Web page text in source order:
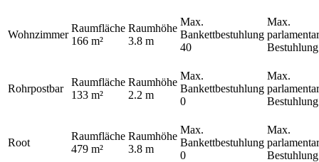
Wohnzimmer
Raumfläche
166 m²
Raumhöhe
3.8 m
Max.
Bankettbestuhlung
40
Max.
Rohrpostbar
Raumfläche
133 m²
Raumhöhe
2.2 m
Max.
Bankettbestuhlung
0
Max.
Root
Raumfläche
479 m²
Raumhöhe
3.8 m
Max.
Bankettbestuhlung
0
Max.